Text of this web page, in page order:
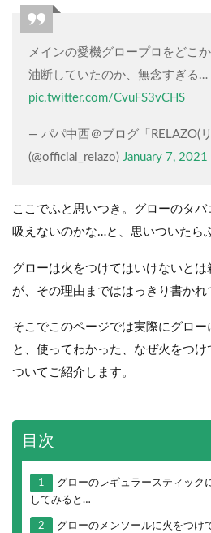
メインの愛機グロープロをどこ
油断していたのか、無念すぎる…
pic.twitter.com/CvuFS3vCHS
— パパ中西＠ブログ「RELAZO(リ
(@official_relazo) January 7, 2021
ここでふと思いつき。グローのタ
吸えないのかな…と、思いついたら
グローは火をつけてはいけないと
が、その理由までははっきり書かれ
そこでこのページでは実際にグロ
と、使ってわかった、なぜ火をつ
ついてご紹介します。
目次
1
グローのレギュラースティック
してみると…
2 グローのメンソールに火をつけ